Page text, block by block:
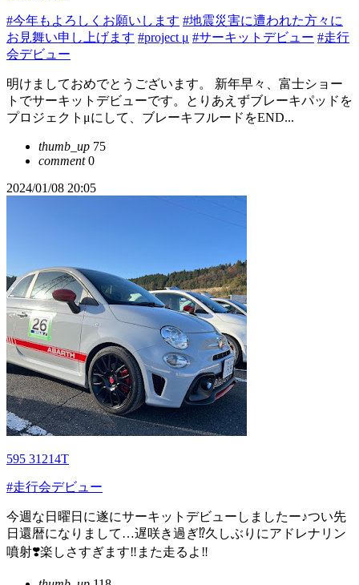
#今年もよろしくお願いします #地震災害に遭われた方々に
お見舞い申し上げます #project μ #サーキットデビュー #走行
会デビュー
明けましておめでとうございます。 新年早々、富士ショー
トでサーキットデビューです。とりあえずブレーキパッドを
プロジェクトμにして、ブレーキフルードをEND...
thumb_up 75
comment0
2024/01/08 20:05
595 31214T
#走行会デビュー
今週な日曜日に遂にサーキットデビューしましたー♪つい先
日還暦になりまして…遅咲き過ぎ⁉️久しぶりにアドレナリン
噴射❣️楽しさすぎます‼️また走るよ‼️